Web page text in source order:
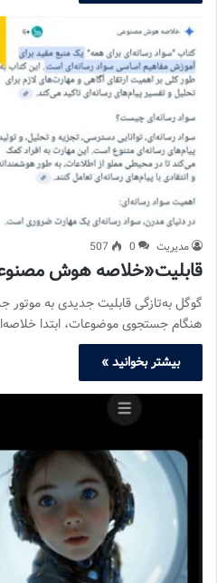
مدیریت 0
507
قابلیت«خلاصه هوش
گوگل به‌تازگی قابلیت جدیدی به
هنگام جستجوی موضوعات، ابتدا
بیشتر بخوانید »